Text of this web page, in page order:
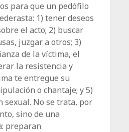
para que un pedófilo
1) tener deseos
el acto; 2) buscar
juzgar a otros; 3)
de la víctima, el
la resistencia y
te entregue su
o chantaje; y 5)
sexual. No se trata, por
sino de una
preparan